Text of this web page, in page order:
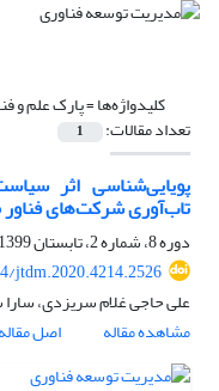
کلیدواژه‌ها =پارک علم و
تعداد مقالات: 1
پویایی‌شناسی اثر
تاب‌آوری شرکت‌های
دوره 8، شماره 2، تابستان 1399، صفحه
jtdm.2020.4214.2526
علی حاجی غلام سریزدی،
مشاهده مقاله
اصل مقاله